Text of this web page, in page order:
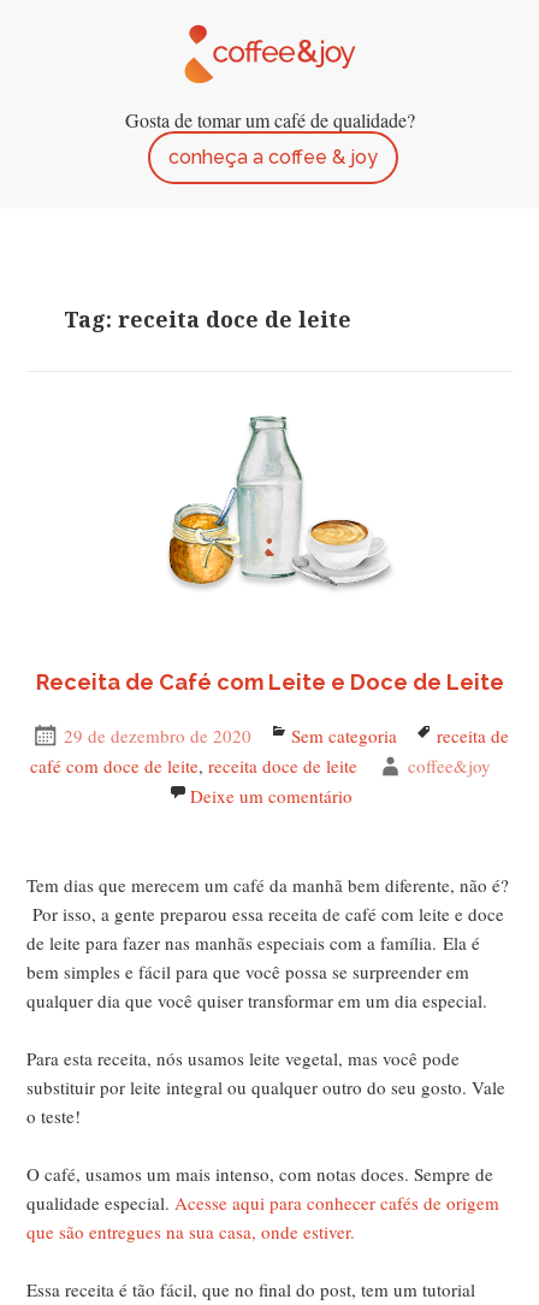
Gosta de tomar um café de qualidade?
conheça a coffee & joy
Tag: receita doce de leite
Receita de Café com Leite e Doce de Leite
Publicado
em
29 de dezembro de 2020 Categorias
Sem categoria Tags
receita de
café com doce de leite, receita doce de leite Autor
coffee&joy
Deixe um comentário
Tem dias que merecem um café da manhã bem diferente, não é?
Por isso, a gente preparou essa receita de café com leite e doce
de leite para fazer nas manhãs especiais com a família. Ela é
bem simples e fácil para que você possa se surpreender em
qualquer dia que você quiser transformar em um dia especial.
Para esta receita, nós usamos leite vegetal, mas você pode
substituir por leite integral ou qualquer outro do seu gosto. Vale
o teste!
O café, usamos um mais intenso, com notas doces. Sempre de
qualidade especial.Acesse aqui para conhecer cafés de origem
que são entregues na sua casa, onde estiver.
Essa receita é tão fácil, que no final do post, tem um tutorial